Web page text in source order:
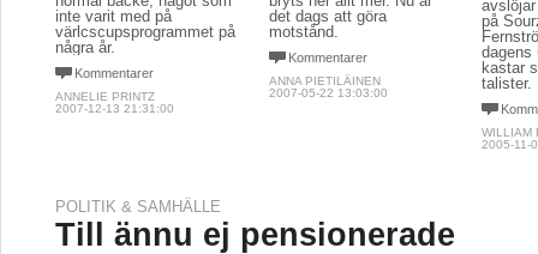
inte varit med på
värlcscupsprogrammet på
några år.
Kommentarer
ANNELIE PRINTZ
2007-12-13 21:31:00
det dags att göra
motstånd.
Kommentarer
ANNA PIETILÄINEN
2007-05-22 13:03:00
på
dagens
kastar
talister.
WILLIAM
2005-11-
POLITIK & SAMHÄLLE
Till ännu ej pensionerade